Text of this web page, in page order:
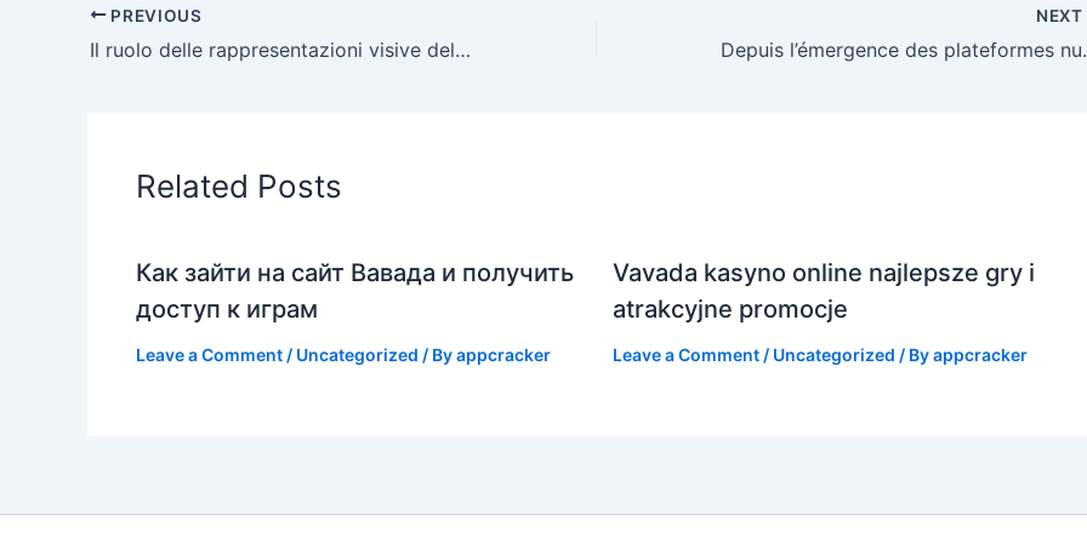
PREVIOUS
Il ruolo delle rappresentazioni visive delle cucine creative nell’industria del candy design
NEXT
Depuis
Related Posts
Как зайти на сайт Вавада и получить
доступ к играм
Leave a Comment / Uncategorized / Byappcracker
Vavada kasyno online najlepsze gry i
atrakcyjne promocje
Leave a Comment / Uncategorized / Byappcracker